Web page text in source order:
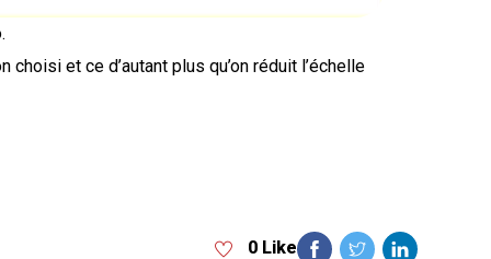
et ce d’autant plus qu’on réduit l’échelle
0 Like